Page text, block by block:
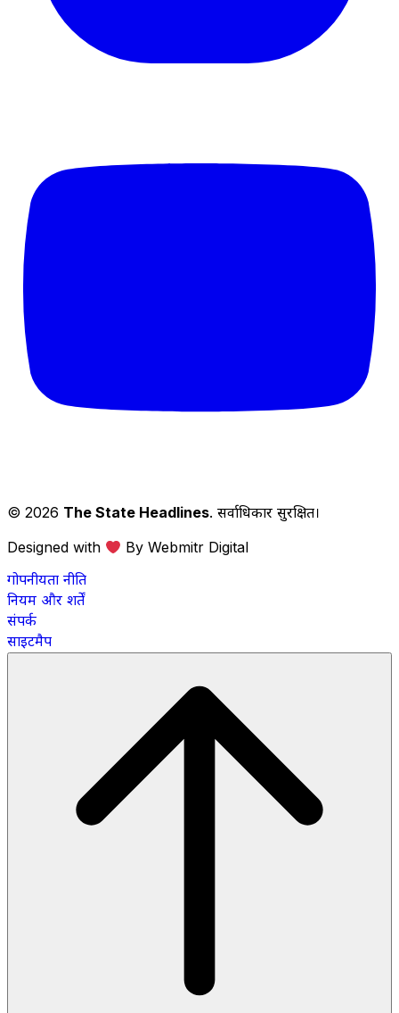
© 2026 The State Headlines. सर्वाधिकार सुरक्षित।
Designed with
By Webmitr Digital
गोपनीयता नीति
नियम और शर्तें
संपर्क
साइटमैप